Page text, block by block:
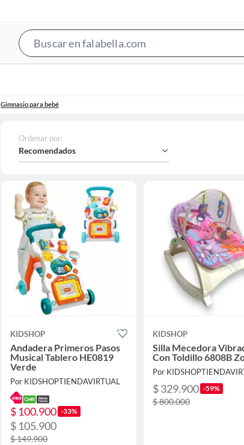
Bar
Gimnasio para bebé
Ordenar por:
Recomendados
KIDSHOP
Andadera Primeros Pasos
Musical Tablero HE0819
Verde
Por KIDSHOPTIENDAVIRTUAL
$ 100.900 -33%
$ 105.900
$ 149.900
KIDSHOP
Silla Mecedora
Con Toldillo 6808B
Por
$ 329.900 -59%
$ 800.000